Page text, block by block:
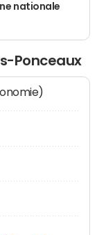
nationale
Ponceaux